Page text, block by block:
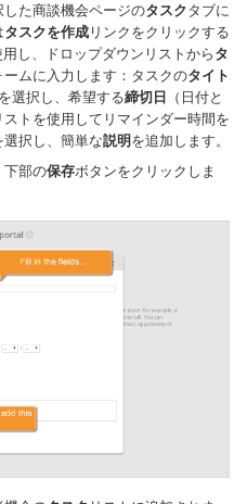
た商談機会ページのタスクタブに
タスクを作成リンクをクリックする
し、ドロップダウンリストからタ
ムに入力します：タスクのタイト
選択し、希望する締切日 （日付と
ストを使用してリマインダー時間を
択し、簡単な説明を追加します。
下部の保存ボタンをクリックしま